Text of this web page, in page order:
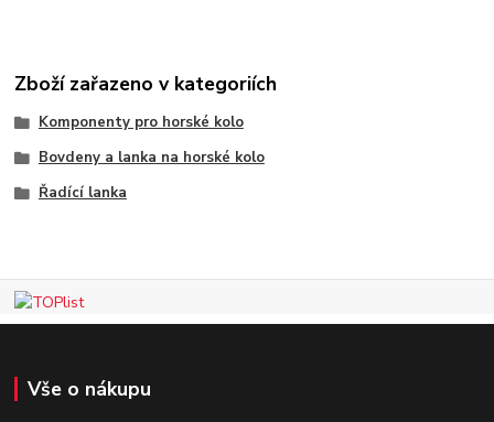
Zboží zařazeno v kategoriích
Komponenty pro horské kolo
Bovdeny a lanka na horské kolo
Řadící lanka
Vše o nákupu